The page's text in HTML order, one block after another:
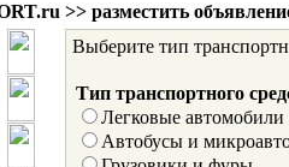
ru >> разместить
Выберите тип
Тип транспортного
Легковые автомобили
Автобусы и